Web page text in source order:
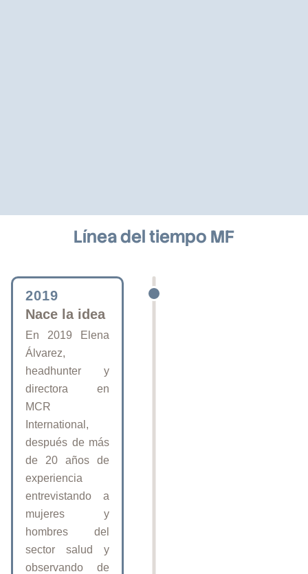
Línea del tiempo MF
2019
Nace la idea
En 2019 Elena
Álvarez,
headhunter y
directora en
MCR
International,
después de más
de 20 años de
experiencia
entrevistando a
mujeres y
hombres del
sector salud y
observando de